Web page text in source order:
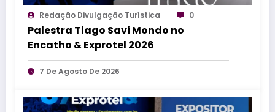
Redação Divulgação Turística 0
Palestra Tiago Savi Mondo no
Encatho & Exprotel 2026
7 De Agosto De 2026